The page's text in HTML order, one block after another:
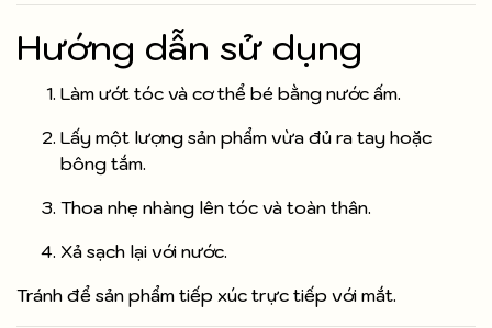
Hướng dẫn sử dụng
Làm ướt tóc và cơ thể bé bằng nước ấm.
Lấy một lượng sản phẩm vừa đủ ra tay hoặc
bông tắm.
Thoa nhẹ nhàng lên tóc và toàn thân.
Xả sạch lại với nước.
Tránh để sản phẩm tiếp xúc trực tiếp với mắt.